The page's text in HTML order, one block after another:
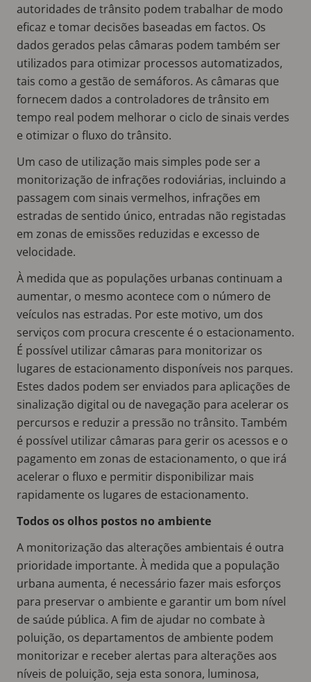
autoridades de trânsito podem trabalhar de modo
eficaz e tomar decisões baseadas em factos. Os
dados gerados pelas câmaras podem também ser
utilizados para otimizar processos automatizados,
tais como a gestão de semáforos. As câmaras que
fornecem dados a controladores de trânsito em
tempo real podem melhorar o ciclo de sinais verdes
e otimizar o fluxo do trânsito.
Um caso de utilização mais simples pode ser a
monitorização de infrações rodoviárias, incluindo a
passagem com sinais vermelhos, infrações em
estradas de sentido único, entradas não registadas
em zonas de emissões reduzidas e excesso de
velocidade.
À medida que as populações urbanas continuam a
aumentar, o mesmo acontece com o número de
veículos nas estradas. Por este motivo, um dos
serviços com procura crescente é o estacionamento.
É possível utilizar câmaras para monitorizar os
lugares de estacionamento disponíveis nos parques.
Estes dados podem ser enviados para aplicações de
sinalização digital ou de navegação para acelerar os
percursos e reduzir a pressão no trânsito. Também
é possível utilizar câmaras para gerir os acessos e o
pagamento em zonas de estacionamento, o que irá
acelerar o fluxo e permitir disponibilizar mais
rapidamente os lugares de estacionamento.
Todos os olhos postos no ambiente
A monitorização das alterações ambientais é outra
prioridade importante. À medida que a população
urbana aumenta, é necessário fazer mais esforços
para preservar o ambiente e garantir um bom nível
de saúde pública. A fim de ajudar no combate à
poluição, os departamentos de ambiente podem
monitorizar e receber alertas para alterações aos
níveis de poluição, seja esta sonora, luminosa,